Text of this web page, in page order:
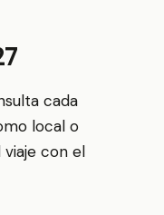
cada
local o
con el